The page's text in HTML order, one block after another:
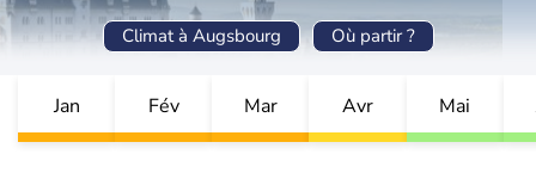
Climat à Augsbourg Où partir ?
Jan Fév Mar Avr Mai